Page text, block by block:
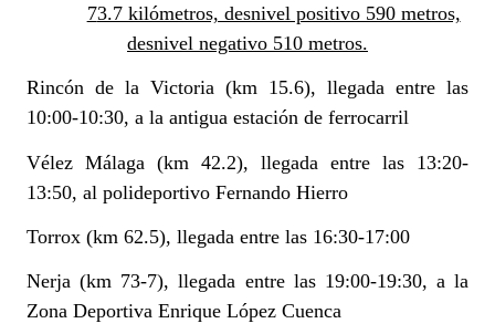
73.7 kilómetros, desnivel positivo 590 metros,
desnivel negativo 510 metros.
Rincón de la Victoria (km 15.6), llegada entre las
10:00-10:30, a la antigua estación de ferrocarril
Vélez Málaga (km 42.2), llegada entre las 13:20-
13:50, al polideportivo Fernando Hierro
Torrox (km 62.5), llegada entre las 16:30-17:00
Nerja (km 73-7), llegada entre las 19:00-19:30, a la
Zona Deportiva Enrique López Cuenca